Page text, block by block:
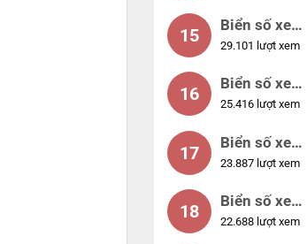
15
Biển số xe
24953
29.101 lượt xem
16
Biển số xe
49053
25.416 lượt xem
17
Biển số xe
44953
23.887 lượt xem
18
Biển số xe
74953
22.688 lượt xem